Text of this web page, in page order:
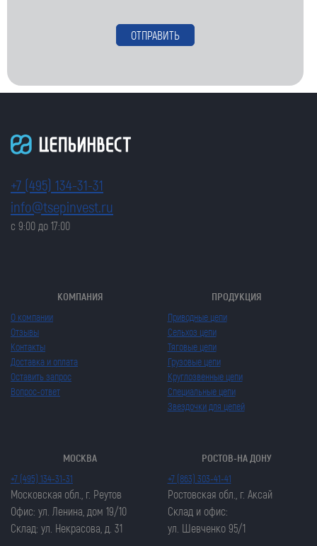
+7 (495) 134-31-31
info@tsepinvest.ru
с 9:00 до 17:00
КОМПАНИЯ
О компании
Отзывы
Контакты
Доставка и оплата
Оставить запрос
Вопрос-ответ
ПРОДУКЦИЯ
Приводные цепи
Сельхоз цепи
Тяговые цепи
Грузовые цепи
Круглозвенные цепи
Специальные цепи
Звездочки для цепей
МОСКВА
+7 (495) 134-31-31
Московская обл., г. Реутов
Офис: ул. Ленина, дом 19/10
Склад: ул. Некрасова, д. 31
РОСТОВ-НА ДОНУ
+7 (863) 303-41-41
Ростовская обл., г. Аксай
Склад и офис:
ул. Шевченко 95/1